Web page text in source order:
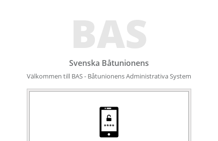
BAS
Svenska Båtunionens
Välkommen till BAS - Båtunionens Administrativa System